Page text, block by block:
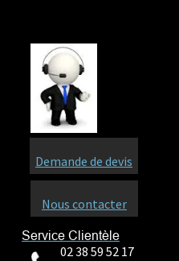
Service Clientèle
02 38 59 52 17
Demande de devis
Nous contacter